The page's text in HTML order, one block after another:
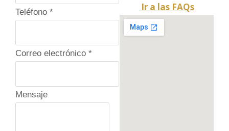
Teléfono *
Correo electrónico *
Mensaje
Ir a las FAQs